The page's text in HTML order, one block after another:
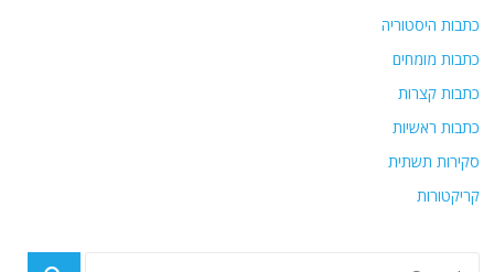
כתבות היסטוריה
כתבות מומחים
כתבות קצרות
כתבות ראשיות
סקירות תשתית
קריקטורות